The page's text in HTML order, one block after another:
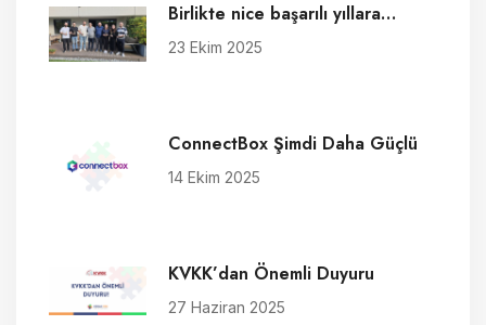
Birlikte nice başarılı yıllara…
23 Ekim 2025
ConnectBox Şimdi Daha Güçlü
14 Ekim 2025
KVKK’dan Önemli Duyuru
27 Haziran 2025